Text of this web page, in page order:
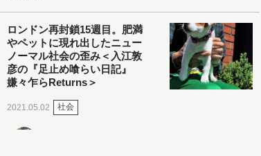
ロンドン再封鎖15週目。肥満
やペットに現れ出したニュー
ノーマル社会の歪み＜入江敦
彦の『足止め喰らい日記』
嫌々乍らReturns＞
2021.05.02 社会